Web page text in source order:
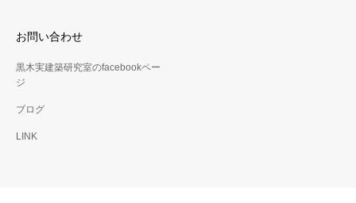
お問い合わせ
黒木実建築研究室のfacebookペー
ジ
ブログ
LINK